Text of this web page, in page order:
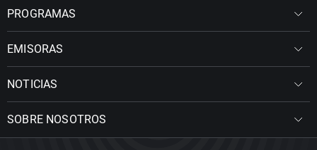
PROGRAMAS
EMISORAS
NOTICIAS
SOBRE NOSOTROS